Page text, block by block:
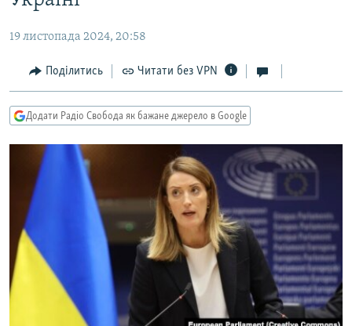
Перейти
пошукуКУЛЬТУРА
СПОРТ
СВІТ
ДОНБАС.РЕАЛІЇ
КРИМ.РЕАЛІЇ
ТИ ЯК?
КИТАЙ.ВИКЛИКИ
МУЛЬТИМЕДІА
ФОТО
СПЕЦПРОЄКТИ
ПОДКАСТИ
19 листопада 2024, 20:58
Поділитись Читати без VPN
Додати Радіо Свобода як бажане джерело в Google